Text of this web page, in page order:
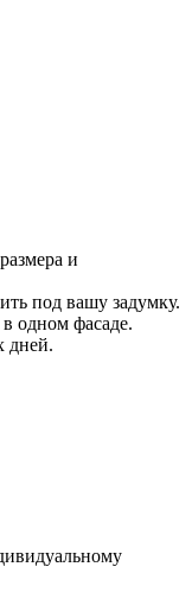
и
под вашу задумку.
одном фасаде.
дней.